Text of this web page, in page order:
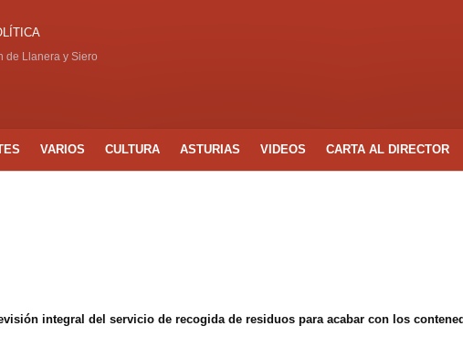
de Llanera y Siero
VARIOS CULTURA ASTURIAS VIDEOS CARTA AL DIRECTOR
integral del servicio de recogida de residuos para acabar con los